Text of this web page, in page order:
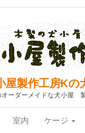
屋製作工房Kの
ーダーメイドな犬小屋
室内 ケージ